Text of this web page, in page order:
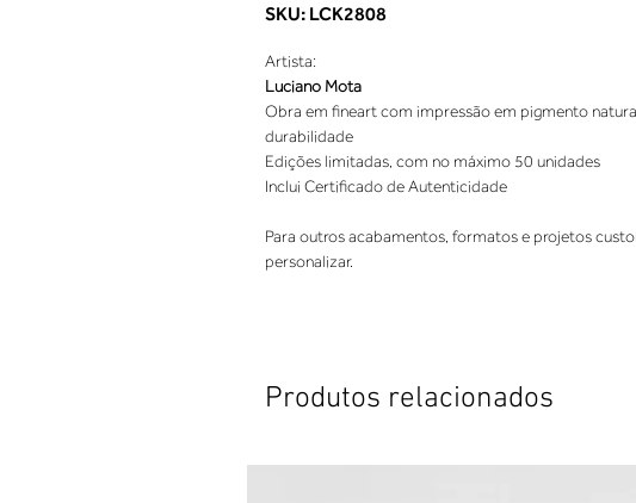
SKU: LCK2808
Artista:
Luciano Mota
Obra em fineart com impressão em pigmento
durabilidade
Edições limitadas, com no máximo 50 unidades
Inclui Certificado de Autenticidade
Para outros acabamentos, formatos e projetos
personalizar.
Produtos relacionados